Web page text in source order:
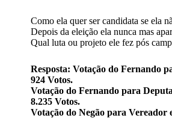
Como ela quer ser candidata se ela
Depois da eleição ela nunca mas
Qual luta ou projeto ele fez pós
Resposta: Votação do Fernando
924 Votos.
Votação do Fernando para
8.235 Votos.
Votação do Negão para Vereador